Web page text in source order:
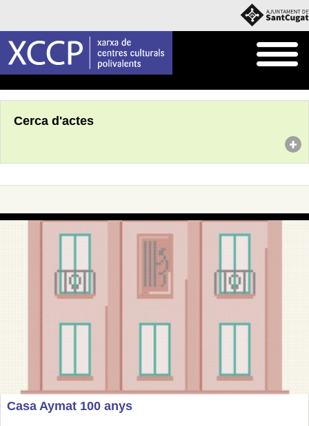
Cerca d'actes
Casa Aymat 100 anys